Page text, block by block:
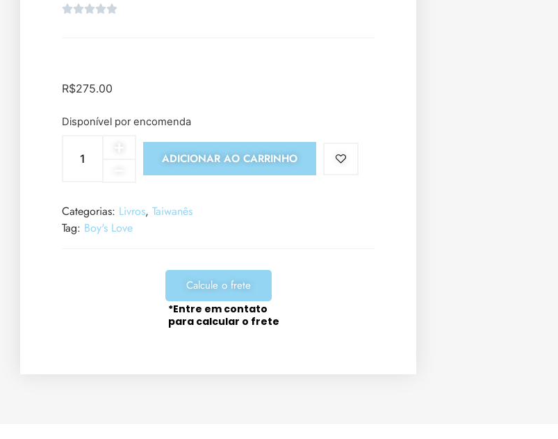
R$275.00
Disponível por encomenda
ADICIONAR AO CARRINHO
Categorias: Livros, Taiwanês
Tag: Boy's Love
Calcule o frete
*Entre em contato
para calcular o frete